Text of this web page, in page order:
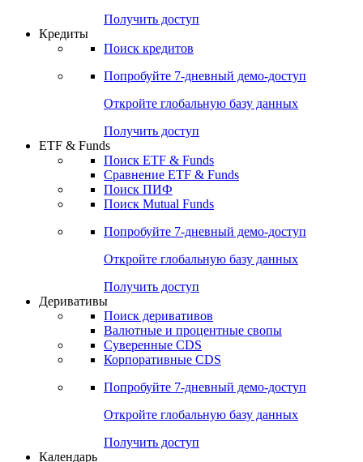
Попробуйте7-дневный
Откройте глобальную базу данных
Получить доступ
Поиск кредитов
Попробуйте7-дневный
Откройте глобальную базу данных
Получить доступ
ETF & Funds
Сравнение ETF & Funds
Поиск Mutual Funds
Попробуйте7-дневный
Откройте глобальную базу данных
Получить доступ
Деривативы
Валютные и процентные свопы
Корпоративные CDS
Попробуйте7-дневный